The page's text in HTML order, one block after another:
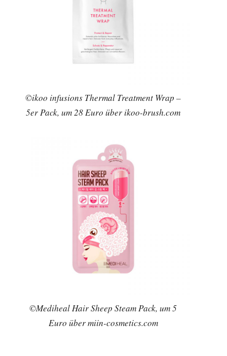
©ikoo infusions Thermal Treatment Wrap –
5er Pack, um 28 Euro über ikoo-brush.com
©Mediheal Hair Sheep Steam Pack, um 5
Euro über miin-cosmetics.com